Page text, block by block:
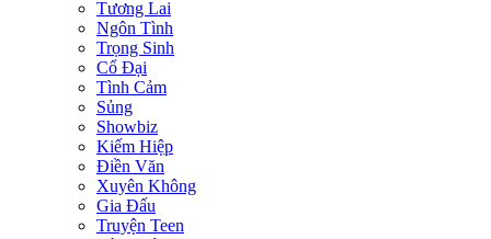
Tương Lai
Ngôn Tình
Trọng Sinh
Cổ Đại
Tình Cảm
Sủng
Showbiz
Kiếm Hiệp
Điền Văn
Xuyên Không
Gia Đấu
Truyện Teen